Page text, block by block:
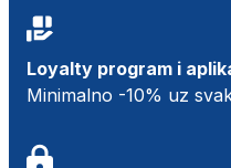
Loyalty program i
Minimalno -10% uz